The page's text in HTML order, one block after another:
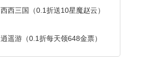
西西三国（0.1折送10星魔赵云）
逍遥游（0.1折每天领648金票）